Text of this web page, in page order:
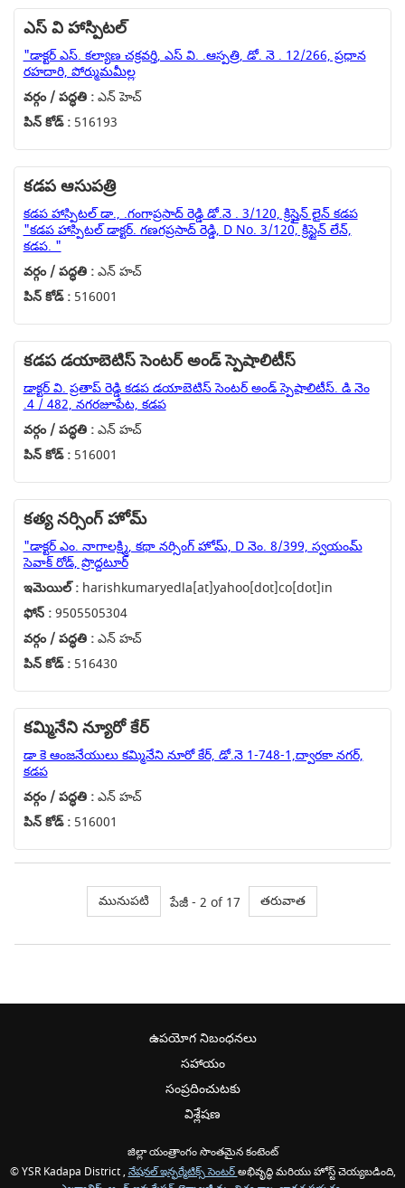
ఎస్ వి హాస్పిటల్
"డాక్టర్ ఎస్. కల్యాణ చక్రవర్తి, ఎస్ వి. .ఆస్పత్రి, డో. నె . 12/266, ప్రధాన
రహదారి, పోర్ముమమీల్ల
వర్గం / పద్ధతి :ఎన్ హెచ్
పిన్ కోడ్ :516193
కడప ఆసుపత్రి
కడప హాస్పిటల్ డా., .గంగాప్రసాద్ రెడ్డి డో.నె . 3/120, క్రిస్తైన్ లైన్ కడప
"కడప హాస్పిటల్ డాక్టర్. గణగప్రసాద్ రెడ్డి, D No. 3/120, క్రిస్టైన్ లేన్,
కడప. "
వర్గం / పద్ధతి :ఎన్ హచ్
పిన్ కోడ్ :516001
కడప డయాబెటిస్ సెంటర్ అండ్ స్పెషాలిటీస్
డాక్టర్ వి. ప్రతాప్ రెడ్డి కడప డయాబెటిస్ సెంటర్ అండ్ స్పెషాలిటీస్. డి నెం
.4 / 482, నగరజూపేట, కడప
వర్గం / పద్ధతి :ఎన్ హచ్
పిన్ కోడ్ :516001
కత్య నర్సింగ్ హోమ్
"డాక్టర్ ఎం. నాగాలక్ష్మి, కథా నర్సింగ్ హోమ్, D నెం. 8/399, స్వయంమ్
సెవాక్ రోడ్, ప్రొద్దటూర్
ఇమెయిల్ :harishkumaryedla[at]yahoo[dot]co[dot]in
ఫోన్ :9505505304
వర్గం / పద్ధతి :ఎన్ హచ్
పిన్ కోడ్ :516430
కమ్మినేని న్యూరో కేర్
డా కె ఆంజనేయులు కమ్మినేని నూరో కేర్, డో.నె 1-748-1,ద్వారకా నగర్,
కడప
వర్గం / పద్ధతి :ఎన్ హచ్
పిన్ కోడ్ :516001
మునుపటి పేజీ - 2 of 17 తరువాత
ఉపయోగ నిబంధనలు
సహాయం
సంప్రదించుటకు
విశ్లేషణ
జిల్లా యంత్రాంగం సొంతమైన కంటెంట్
© YSR Kadapa District , నేషనల్ ఇన్ఫర్మేటిక్స్ సెంటర్అభివృద్ధి మరియు హోస్ట్ చెయ్యబడింది,